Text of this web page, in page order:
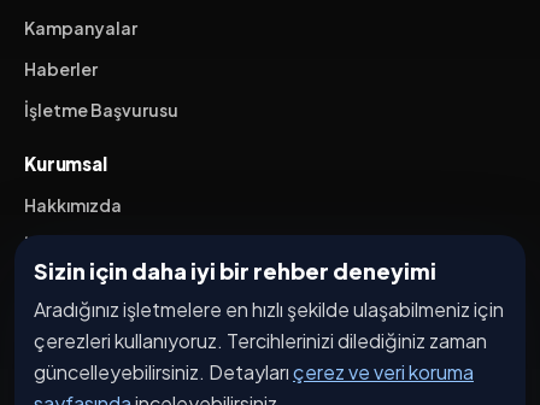
Sizin için daha iyi bir rehber deneyimi
Aradığınız işletmelere en hızlı şekilde ulaşabilmeniz için
çerezleri kullanıyoruz. Tercihlerinizi dilediğiniz zaman
güncelleyebilirsiniz. Detaylarıçerez ve veri koruma
Kampanyalar
Haberler
İşletme Başvurusu
Kurumsal
Hakkımızda
İletişim
Yasal
Mesafeli Satış Sözleşmesi
İptal / İade Koşulları